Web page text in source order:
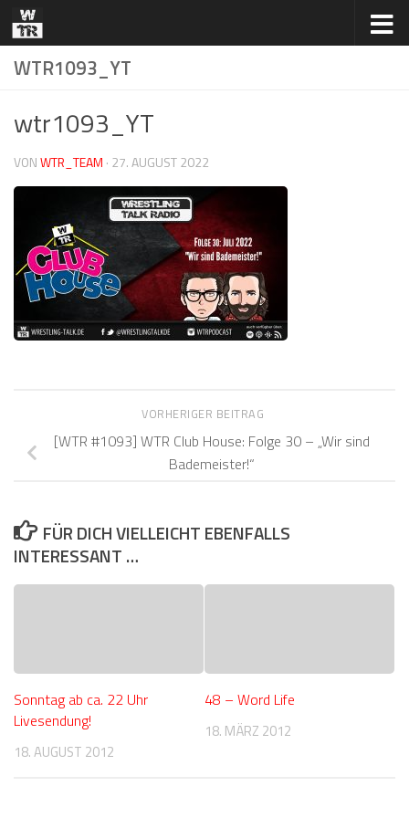
Zum Inhalt springen
WTR1093_YT
wtr1093_YT
VONWTR_TEAM · 27. AUGUST 2022
VORHERIGER BEITRAG
[WTR #1093] WTR Club House: Folge 30 – „Wir sind
Bademeister!“
FÜR DICH VIELLEICHT EBENFALLS
INTERESSANT …
Sonntag ab ca. 22 Uhr
Livesendung!
18. AUGUST 2012
48 – Word Life
18. MÄRZ 2012